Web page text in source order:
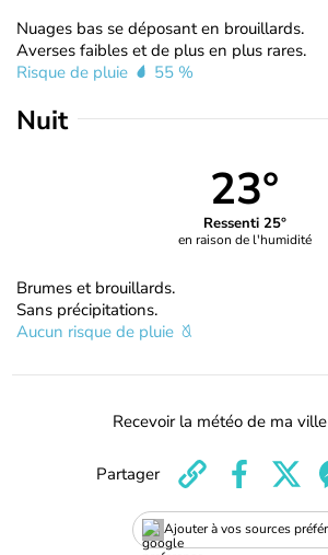
Nuages bas se déposant en brouillards.
Averses faibles et de plus en plus rares.
Risque de pluie
55 %
Nuit
23°
Ressenti 25°
en raison de l'humidité
Brumes et brouillards.
Sans précipitations.
Aucun risque de pluie
Recevoir la météo de ma ville
Ajouter à vos sources
Partager